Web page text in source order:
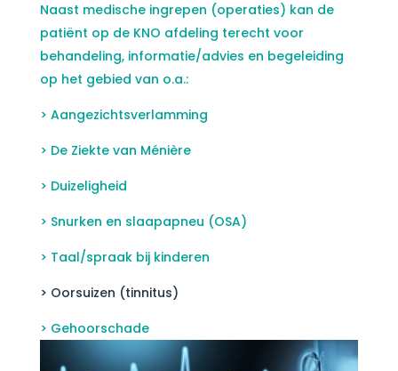
Naast medische ingrepen (operaties) kan de
patiënt op de KNO afdeling terecht voor
behandeling, informatie/advies en begeleiding
op het gebied van o.a.:
> Aangezichtsverlamming
> De Ziekte van Ménière
> Duizeligheid
> Snurken en slaapapneu (OSA)
> Taal/spraak bij kinderen
> Oorsuizen (tinnitus)
> Gehoorschade